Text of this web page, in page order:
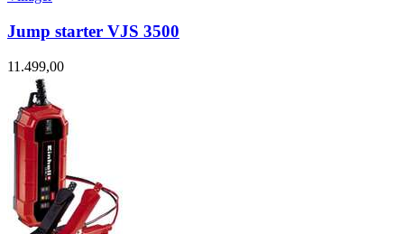
Jump starter VJS 3500
11.499,00